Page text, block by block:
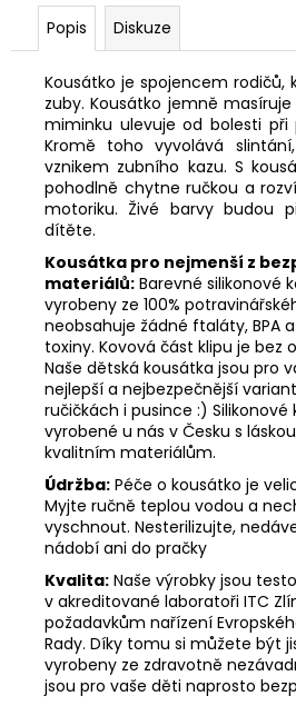
Popis Diskuze
Kousátko je spojencem rodičů,
zuby. Kousátko jemně
miminku ulevuje od bolesti při
Kromě toho vyvolává
vznikem zubního kazu. S
pohodlně chytne ručkou a
motoriku. Živé barvy budou
dítěte.
Kousátka pro nejmenší z
materiálů: Barevné silikonové
vyrobeny ze 100%
neobsahuje žádné ftaláty, BPA
toxiny. Kovová část klipu je bez
Naše dětská kousátka jsou pro
nejlepší a nejbezpečnější
ručičkách i pusince :) Silikonové
vyrobené u nás v Česku s
kvalitním materiálům.
Údržba: Péče o kousátko je
Myjte ručně teplou vodou a
vyschnout. Nesterilizujte,
nádobí ani do pračky
Kvalita: Naše výrobky jsou
v akreditované laboratoři ITC
požadavkům nařízení
Rady. Díky tomu si můžete být
vyrobeny ze zdravotně
jsou pro vaše děti naprosto